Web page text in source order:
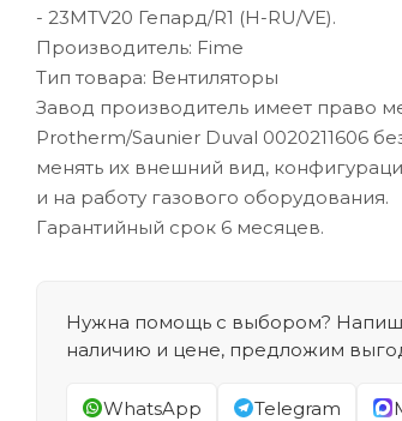
- 23MTV20 Гепард/R1 (H-RU/VE).
Производитель: Fime
Тип товара: Вентиляторы
Завод производитель имеет право
Protherm/Saunier Duval 0020211606
менять их внешний вид,
и на работу газового оборудования.
Гарантийный срок 6 месяцев.
Нужна помощь с выбором?
наличию и цене, предложим
WhatsApp Telegram